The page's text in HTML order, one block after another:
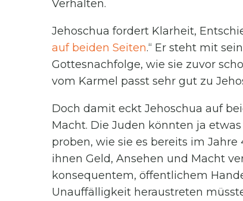
Verhalten.
Jehoschua fordert Klarheit,
auf beiden Seiten.“ Er steht mit
Gottesnachfolge, wie sie zuvor
vom Karmel passt sehr gut zu
Doch damit eckt Jehoschua auf
Macht. Die Juden könnten ja
proben, wie sie es bereits im Jahre
ihnen Geld, Ansehen und Macht
konsequentem, öffentlichem
Unauffälligkeit heraustreten